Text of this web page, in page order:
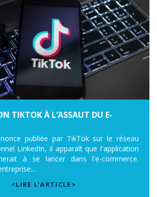
TIKTOK À L’ASSAUT DU E-
publiée par TikTok sur le réseau
LinkedIn, il apparaît que l'application
à se lancer dans l'e-commerce.
<LIRE L’ARTICLE>